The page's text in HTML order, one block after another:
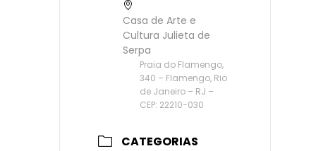
Casa de Arte e
Cultura Julieta de
Serpa
Praia do Flamengo,
340 – Flamengo, Rio
de Janeiro – RJ –
CEP: 22210-030
CATEGORIAS